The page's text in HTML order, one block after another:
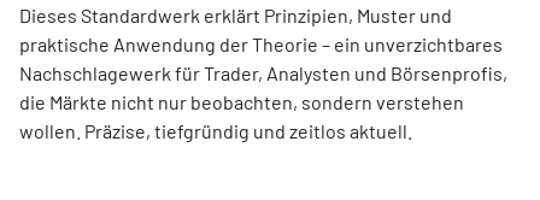
Dieses Standardwerk erklärt Prinzipien, Muster und
praktische Anwendung der Theorie – ein unverzichtbares
Nachschlagewerk für Trader, Analysten und Börsenprofis,
die Märkte nicht nur beobachten, sondern verstehen
wollen. Präzise, tiefgründig und zeitlos aktuell.